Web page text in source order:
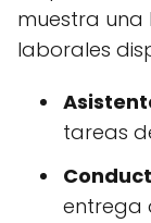
muestra
laborales
tareas
entrega